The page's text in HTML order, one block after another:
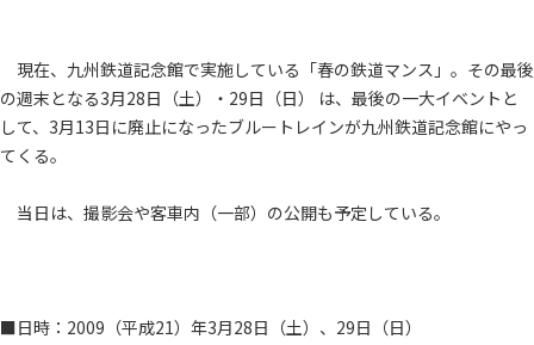
現在、九州鉄道記念館で実施している「春の鉄道マンス」。その最後
の週末となる3月28日（土）・29日（日） は、最後の一大イベントと
して、3月13日に廃止になったブルートレインが九州鉄道記念館にやっ
てくる。
当日は、撮影会や客車内（一部）の公開も予定している。
■日時：2009（平成21）年3月28日（土）、29日（日）